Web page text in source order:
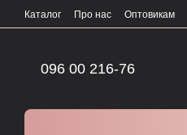
Перейти до основного контенту
Каталог Про нас Оптовикам
096 00 216-76